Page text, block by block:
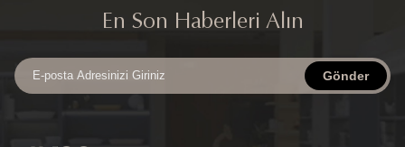
En Son Haberleri Alın
Gönder